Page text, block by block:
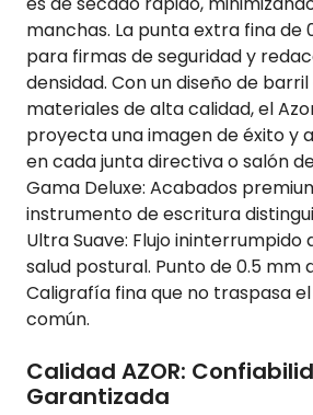
manchas. La punta extra fina de
para firmas de seguridad y
densidad. Con un diseño de
materiales de alta calidad, el
proyecta una imagen de éxito y
en cada junta directiva o salón
Gama Deluxe: Acabados
instrumento de escritura
Ultra Suave: Flujo
salud postural. Punto de 0.5 mm
Caligrafía fina que no traspasa
común.
Calidad AZOR:
Garantizada